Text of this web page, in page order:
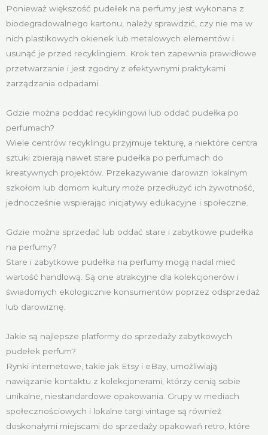
Ponieważ większość pudełek na perfumy jest wykonana z
biodegradowalnego kartonu, należy sprawdzić, czy nie ma w
nich plastikowych okienek lub metalowych elementów i
usunąć je przed recyklingiem. Krok ten zapewnia prawidłowe
przetwarzanie i jest zgodny z efektywnymi praktykami
zarządzania odpadami.
Gdzie można poddać recyklingowi lub oddać pudełka po
perfumach?
Wiele centrów recyklingu przyjmuje tekturę, a niektóre centra
sztuki zbierają nawet stare pudełka po perfumach do
kreatywnych projektów. Przekazywanie darowizn lokalnym
szkołom lub domom kultury może przedłużyć ich żywotność,
jednocześnie wspierając inicjatywy edukacyjne i społeczne.
Gdzie można sprzedać lub oddać stare i zabytkowe pudełka
na perfumy?
Stare i zabytkowe pudełka na perfumy mogą nadal mieć
wartość handlową. Są one atrakcyjne dla kolekcjonerów i
świadomych ekologicznie konsumentów poprzez odsprzedaż
lub darowiznę.
Jakie są najlepsze platformy do sprzedaży zabytkowych
pudełek perfum?
Rynki internetowe, takie jak Etsy i eBay, umożliwiają
nawiązanie kontaktu z kolekcjonerami, którzy cenią sobie
unikalne, niestandardowe opakowania. Grupy w mediach
społecznościowych i lokalne targi vintage są również
doskonałymi miejscami do sprzedaży opakowań retro, które